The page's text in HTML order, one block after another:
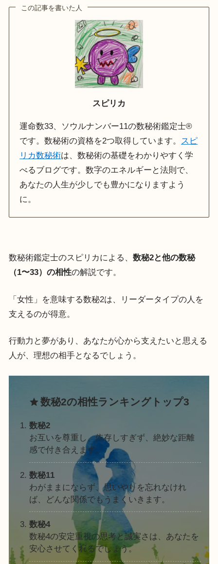
この記事を書いた人
スピリカ
運命数33、ソウルナンバー11の数秘術鑑定士®
です。数秘術の資格を2つ取得しています。 スピ
リカ数秘術は、数秘術の基礎をわかりやすく学
べるブログです。数字のエネルギーと法則で、
あなたの人生が少しでも豊かになりますよう
に。
数秘術鑑定士のスピリカによる、 数秘2と他の数秘
（1〜33）の相性の解説です。
「女性」を意味する数秘2は、リーダータイプの人を
支えるのが得意。
行動力と夢があり、あなたが心から支えたいと思える
人が、理想の相手となるでしょう。
数秘2の相性ランキングトップ3
数秘2
お互いを尊重し、依存しすぎず、絶妙な距離
感で付き合えます。
数秘11
わがままにならず、思いやりを忘れなけれ
ば、どんな関係でもうまくいきます。
数秘4
数秘4の安定重視の思考と誠実さは、あなたを
安心させてくれるでしょう。